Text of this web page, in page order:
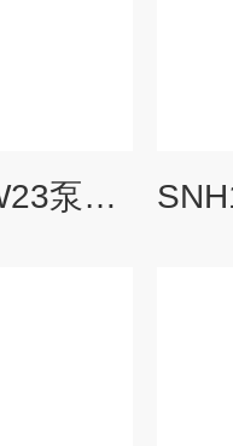
SNH120R54E6.7W23泵三螺杆泵